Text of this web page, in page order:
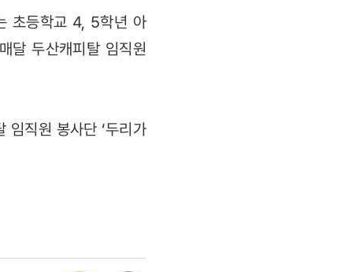
초등학교 4, 5학년 아
달 두산캐피탈 임직원
임직원 봉사단 ‘두리가